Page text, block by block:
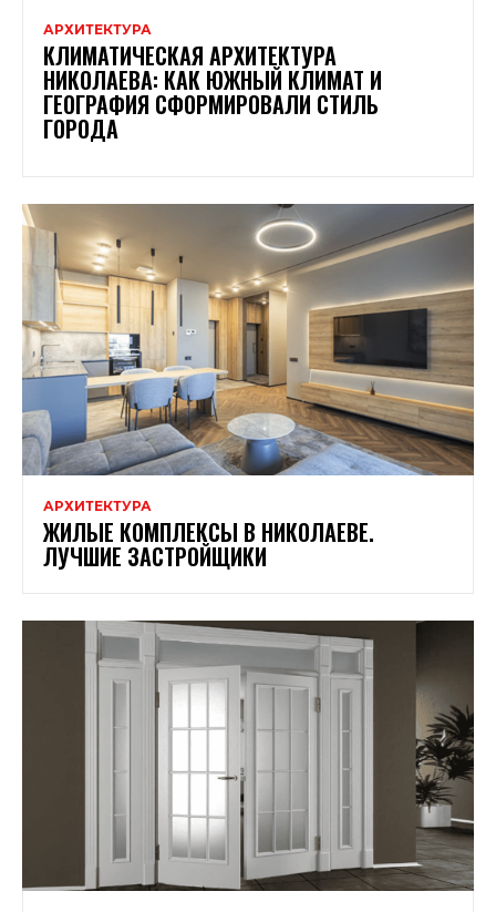
АРХИТЕКТУРА
КЛИМАТИЧЕСКАЯ АРХИТЕКТУРА
НИКОЛАЕВА: КАК ЮЖНЫЙ КЛИМАТ И
ГЕОГРАФИЯ СФОРМИРОВАЛИ СТИЛЬ
ГОРОДА
АРХИТЕКТУРА
ЖИЛЫЕ КОМПЛЕКСЫ В НИКОЛАЕВЕ.
ЛУЧШИЕ ЗАСТРОЙЩИКИ